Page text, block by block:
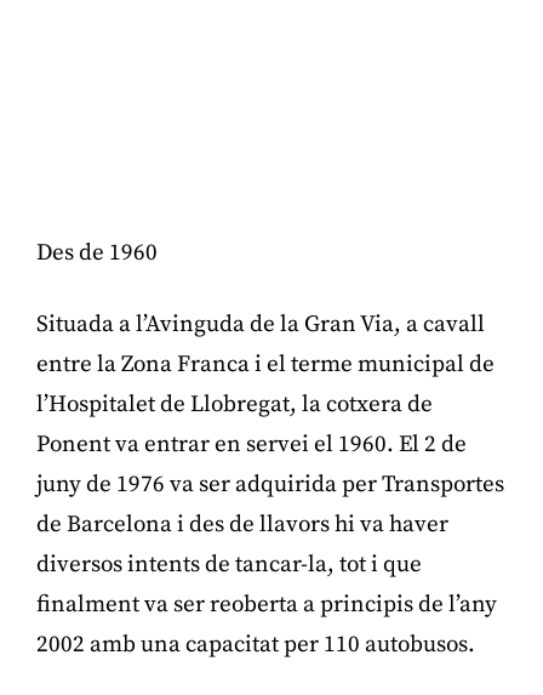
Des de 1960
Situada a l’Avinguda de la Gran Via, a cavall
entre la Zona Franca i el terme municipal de
l’Hospitalet de Llobregat, la cotxera de
Ponent va entrar en servei el 1960. El 2 de
juny de 1976 va ser adquirida per Transportes
de Barcelona i des de llavors hi va haver
diversos intents de tancar-la, tot i que
finalment va ser reoberta a principis de l’any
2002 amb una capacitat per 110 autobusos.